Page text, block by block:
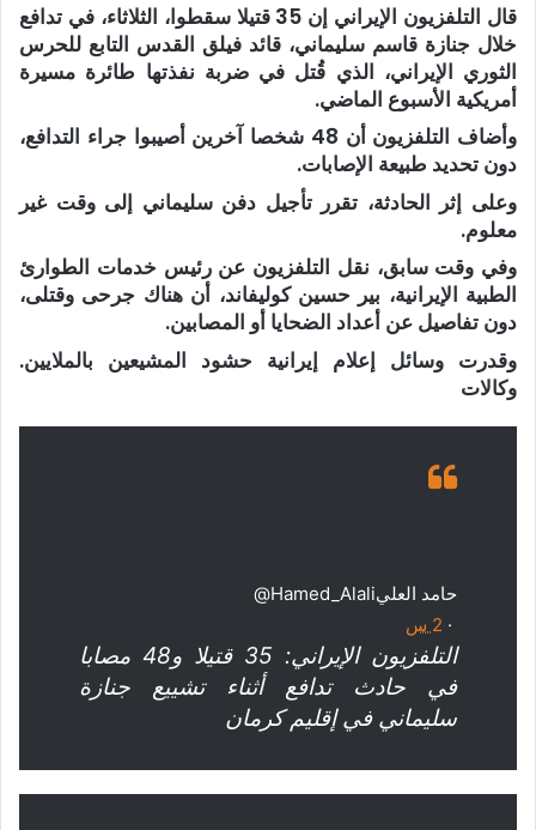
قال التلفزيون الإيراني إن 35 قتيلا سقطوا، الثلاثاء، في تدافع
خلال جنازة قاسم سليماني، قائد فيلق القدس التابع للحرس
الثوري الإيراني، الذي قُتل في ضربة نفذتها طائرة مسيرة
أمريكية الأسبوع الماضي.
وأضاف التلفزيون أن 48 شخصا آخرين أصيبوا جراء التدافع،
دون تحديد طبيعة الإصابات.
وعلى إثر الحادثة، تقرر تأجيل دفن سليماني إلى وقت غير
معلوم.
وفي وقت سابق، نقل التلفزيون عن رئيس خدمات الطوارئ
الطبية الإيرانية، بير حسين كوليفاند، أن هناك جرحى وقتلى،
دون تفاصيل عن أعداد الضحايا أو المصابين.
وقدرت وسائل إعلام إيرانية حشود المشيعين بالملايين.
وكالات
حامد العلي@Hamed_Alali
·
2 س
التلفزيون الإيراني: 35 قتيلا و48 مصابا
في حادث تدافع أثناء تشييع جنازة
سليماني في إقليم كرمان